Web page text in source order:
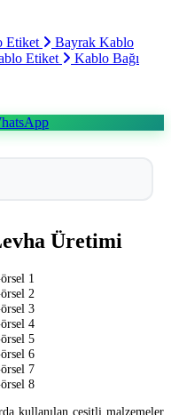
Etiket
Bayrak Kablo
Etiket
Kablo Bağı
Üretimi
kullanılan çeşitli malzemeler